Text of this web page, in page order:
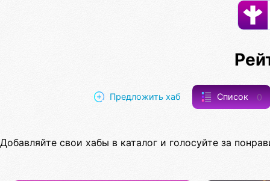
Предложить хаб Список 0
Добавляйте свои хабы в каталог и голосуйте за